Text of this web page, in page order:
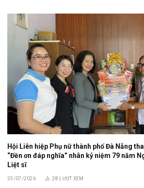
Hội Liên hiệp Phụ nữ thành phố Đà Nẵng
“Đền ơn đáp nghĩa” nhân kỷ niệm 79 năm
Liệt sĩ
25/07/2026 28 LƯỢT XEM